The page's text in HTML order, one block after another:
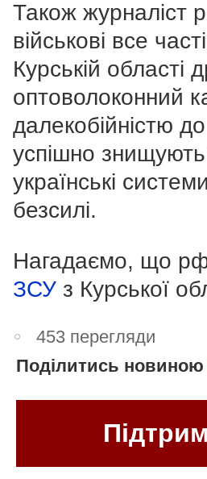
Також журналіст
військові все
Курській області
оптоволоконний
далекобійністю
успішно
українські
безсилі.
Нагадаємо, що
ЗСУ з Курської
453 перегляди
Поділитись новиною